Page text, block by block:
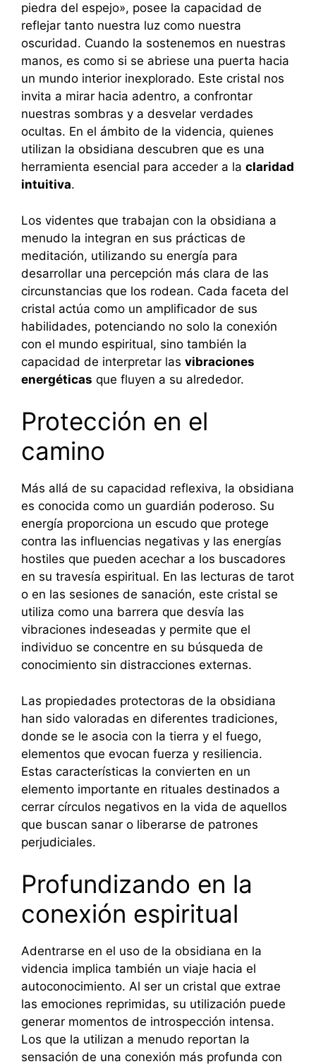
piedra del espejo», posee la capacidad de
reflejar tanto nuestra luz como nuestra
oscuridad. Cuando la sostenemos en nuestras
manos, es como si se abriese una puerta hacia
un mundo interior inexplorado. Este cristal nos
invita a mirar hacia adentro, a confrontar
nuestras sombras y a desvelar verdades
ocultas. En el ámbito de la videncia, quienes
utilizan la obsidiana descubren que es una
herramienta esencial para acceder a la claridad
intuitiva.
Los videntes que trabajan con la obsidiana a
menudo la integran en sus prácticas de
meditación, utilizando su energía para
desarrollar una percepción más clara de las
circunstancias que los rodean. Cada faceta del
cristal actúa como un amplificador de sus
habilidades, potenciando no solo la conexión
con el mundo espiritual, sino también la
capacidad de interpretar las vibraciones
energéticas que fluyen a su alrededor.
Protección en el
camino
Más allá de su capacidad reflexiva, la obsidiana
es conocida como un guardián poderoso. Su
energía proporciona un escudo que protege
contra las influencias negativas y las energías
hostiles que pueden acechar a los buscadores
en su travesía espiritual. En las lecturas de tarot
o en las sesiones de sanación, este cristal se
utiliza como una barrera que desvía las
vibraciones indeseadas y permite que el
individuo se concentre en su búsqueda de
conocimiento sin distracciones externas.
Las propiedades protectoras de la obsidiana
han sido valoradas en diferentes tradiciones,
donde se le asocia con la tierra y el fuego,
elementos que evocan fuerza y resiliencia.
Estas características la convierten en un
elemento importante en rituales destinados a
cerrar círculos negativos en la vida de aquellos
que buscan sanar o liberarse de patrones
perjudiciales.
Profundizando en la
conexión espiritual
Adentrarse en el uso de la obsidiana en la
videncia implica también un viaje hacia el
autoconocimiento. Al ser un cristal que extrae
las emociones reprimidas, su utilización puede
generar momentos de introspección intensa.
Los que la utilizan a menudo reportan la
sensación de una conexión más profunda con